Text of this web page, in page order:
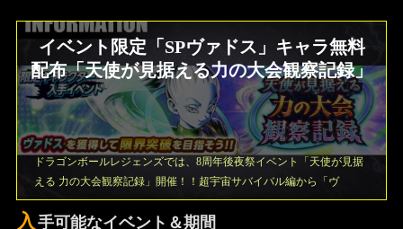
イベント限定「SPヴァドス」キャラ無料
配布「天使が見据える力の大会観察記録」
ドラゴンボールレジェンズでは、8周年後夜祭イベント「天使が見据
える 力の大会観察記録」開催！！超宇宙サバイバル編から「ヴ
入手可能なイベント＆期間